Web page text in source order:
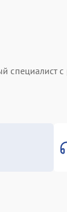
специалист